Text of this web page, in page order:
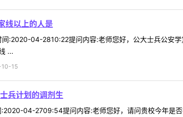
线以上的人是
:2020-04-2810:22提问内容:老师您好，公大士兵公安
...
10-15
兵计划的调剂生
04-2709:54提问内容:老师您好，请问贵校今年是